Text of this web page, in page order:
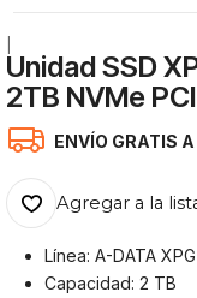
Unidad SSD
2TB NVMe
ENVÍO GRATIS
Agregar a la
Línea: A-DATA
Capacidad: 2 TB